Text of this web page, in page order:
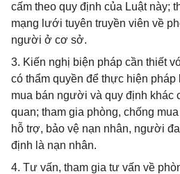
cấm theo quy định của Luật này;
mạng lưới tuyên truyền viên về
người ở cơ sở.
3. Kiến nghị biện pháp cần thiết
có thẩm quyền để thực hiện pháp
mua bán người và quy định khác
quan; tham gia phòng, chống
hỗ trợ, bảo vệ nạn nhân, người
định là nạn nhân.
4. Tư vấn, tham gia tư vấn về